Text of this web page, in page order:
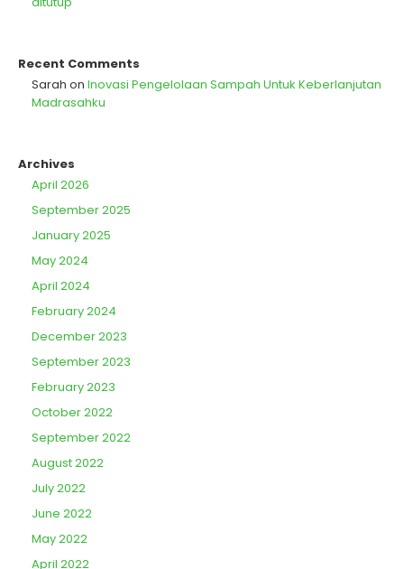
Recent Comments
Sarah on Inovasi Pengelolaan Sampah Untuk Keberlanjutan
Madrasahku
Archives
April 2026
September 2025
January 2025
May 2024
April 2024
February 2024
December 2023
September 2023
February 2023
October 2022
September 2022
August 2022
July 2022
June 2022
May 2022
April 2022